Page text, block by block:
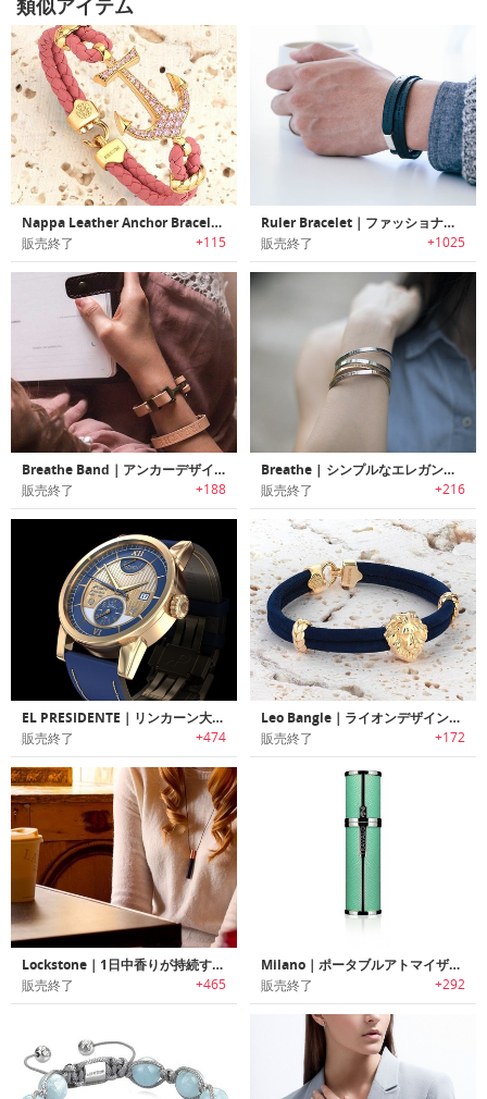
類似アイテム
Nappa Leather Anchor Bracelet ｜Atolyestoneブランドの高級ブレスレット「ナッパ・レザーアンカーブレスレット」
販売終了 +115
Ruler Bracelet｜ファッショナブルブレスレット型メジャー「ルーラーブレスレット」
販売終了 +1025
Breathe Band｜アンカーデザインレザーブレスレット「ブリーズバンド」
販売終了 +188
Breathe | シンプルなエレガントさのミニマルデザインブレスレッド
販売終了 +216
EL PRESIDENTE｜リンカーン大統領の懐中時計にインスパイアされたデザイン時計「エルプレジデンテ」
販売終了 +474
Leo Bangle｜ライオンデザインブレスレット
販売終了 +172
Lockstone｜1日中香りが持続するフレグランスペンダント「ロックストーン」
販売終了 +465
Milano｜ポータブルアトマイザー「ミラーノ」
販売終了 +292